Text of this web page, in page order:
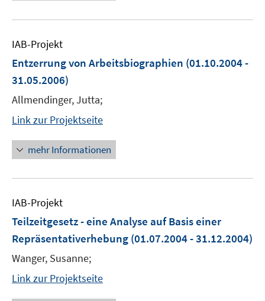
IAB-Projekt
Entzerrung von Arbeitsbiographien (01.10.2004 -
31.05.2006)
Allmendinger, Jutta;
Link zur Projektseite
mehr Informationen
IAB-Projekt
Teilzeitgesetz - eine Analyse auf Basis einer
Repräsentativerhebung (01.07.2004 - 31.12.2004)
Wanger, Susanne;
Link zur Projektseite